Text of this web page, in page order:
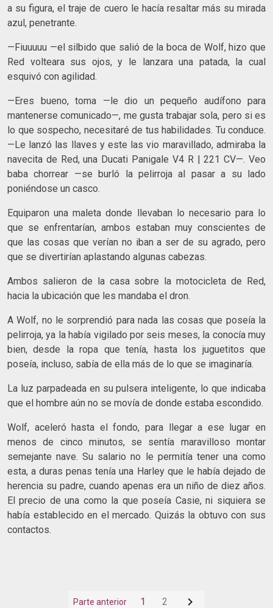
a su figura, el traje de cuero le hacía resaltar más su mirada
azul, penetrante.
—Fiuuuuu —el silbido que salió de la boca de Wolf, hizo que
Red volteara sus ojos, y le lanzara una patada, la cual
esquivó con agilidad.
—Eres bueno, toma —le dio un pequeño audífono para
mantenerse comunicado—, me gusta trabajar sola, pero si es
lo que sospecho, necesitaré de tus habilidades. Tu conduce.
—Le lanzó las llaves y este las vio maravillado, admiraba la
navecita de Red, una Ducati Panigale V4 R | 221 CV—. Veo
baba chorrear —se burló la pelirroja al pasar a su lado
poniéndose un casco.
Equiparon una maleta donde llevaban lo necesario para lo
que se enfrentarían, ambos estaban muy conscientes de
que las cosas que verían no iban a ser de su agrado, pero
que se divertirían aplastando algunas cabezas.
Ambos salieron de la casa sobre la motocicleta de Red,
hacia la ubicación que les mandaba el dron.
A Wolf, no le sorprendió para nada las cosas que poseía la
pelirroja, ya la había vigilado por seis meses, la conocía muy
bien, desde la ropa que tenía, hasta los juguetitos que
poseía, incluso, sabía de ella más de lo que se imaginaría.
La luz parpadeada en su pulsera inteligente, lo que indicaba
que el hombre aún no se movía de donde estaba escondido.
Wolf, aceleró hasta el fondo, para llegar a ese lugar en
menos de cinco minutos, se sentía maravilloso montar
semejante nave. Su salario no le permitía tener una como
esta, a duras penas tenía una Harley que le había dejado de
herencia su padre, cuando apenas era un niño de diez años.
El precio de una como la que poseía Casie, ni siquiera se
había establecido en el mercado. Quizás la obtuvo con sus
contactos.
Parte anterior 1 2 